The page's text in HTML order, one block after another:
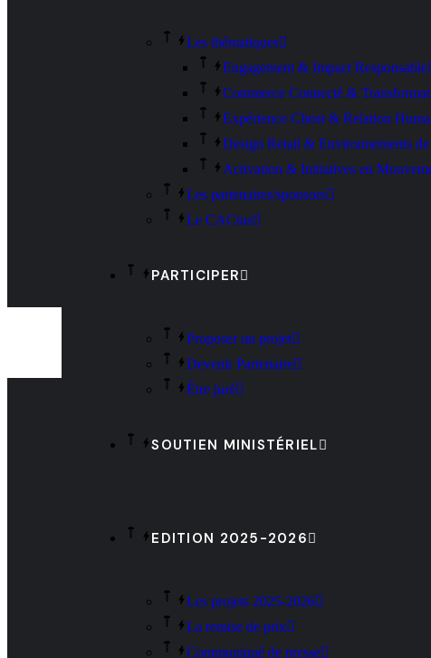
Les thématiques
Engagement & Impact Responsable
Commerce Connecté &
Expérience Client & Relation
Design Retail & Environnements
Activation & Initiatives en
Les partenaires/sponsors
Le CACtus
PARTICIPER
Proposer un projet
Devenir Partenaire
Être juré
SOUTIEN MINISTÉRIEL
EDITION 2025-2026
Les projets 2025-2026
La remise de prix
Communiqué de presse